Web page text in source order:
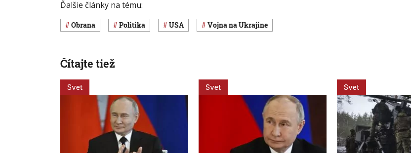
Ďalšie články na tému:
obrana Politika USA vojna na Ukrajine
Čítajte tiež
Svet Svet Svet